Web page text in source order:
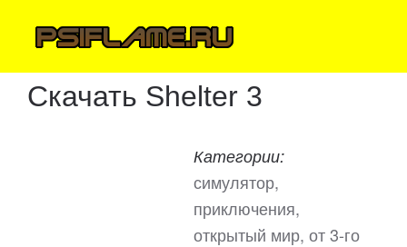
Скачать Shelter 3
Категории:
симулятор,
приключения,
открытый мир, от 3-го